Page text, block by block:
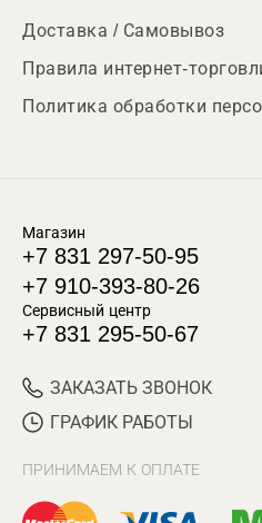
Доставка / Самовывоз
Правила интернет-
Политика обработки
Магазин
+7 831 297-50-95
+7 910-393-80-26
Сервисный центр
+7 831 295-50-67
ЗАКАЗАТЬ ЗВОНОК
ГРАФИК РАБОТЫ
ПРИНИМАЕМ К ОПЛАТЕ